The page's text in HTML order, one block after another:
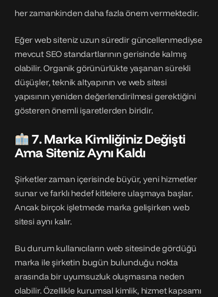
her zamankinden daha fazla önem vermektedir.
Eğer web siteniz uzun süredir güncellenmediyse
mevcut SEO standartlarının gerisinde kalmış
olabilir. Organik görünürlükte yaşanan sürekli
düşüşler, teknik altyapının ve web sitesi
yapısının yeniden değerlendirilmesi gerektiğini
gösteren önemli işaretlerden biridir.
7. Marka Kimliğiniz Değişti
Ama Siteniz Aynı Kaldı
Şirketler zaman içerisinde büyür, yeni hizmetler
sunar ve farklı hedef kitlelere ulaşmaya başlar.
Ancak birçok işletmede marka gelişirken web
sitesi aynı kalır.
Bu durum kullanıcıların web sitesinde gördüğü
marka ile şirketin bugün bulunduğu nokta
arasında bir uyumsuzluk oluşmasına neden
olabilir. Özellikle kurumsal kimlik, hizmet kapsamı